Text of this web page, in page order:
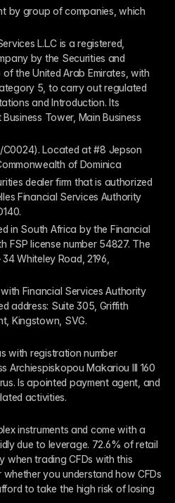
by group of companies, which
L.L.C is a registered,
by the Securities and
the United Arab Emirates, with
5, to carry out regulated
and Introduction. Its
Tower, Main Business
C0024). Located at #8 Jepson
of Dominica
dealer firm that is authorized
Financial Services Authority
in South Africa by the Financial
FSP license number 54827. The
Whiteley Road, 2196,
Financial Services Authority
address: Suite 305, Griffith
Kingstown, SVG.
with registration number
Archiespiskopou Makariou III 160
Is apointed payment agent, and
activities.
instruments and come with a
due to leverage. 72.6% of retail
when trading CFDs with this
whether you understand how CFDs
to take the high risk of losing